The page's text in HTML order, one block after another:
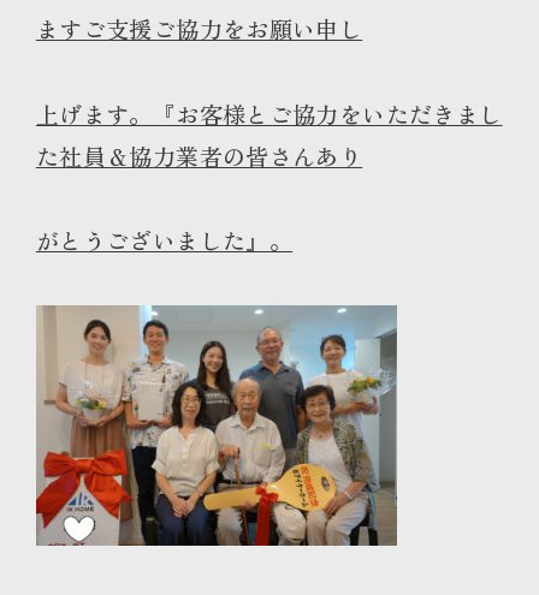
ますご支援ご協力をお願い申し
上げます。『お客様とご協力をいただきまし
た社員＆協力業者の皆さんあり
がとうございました』。